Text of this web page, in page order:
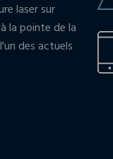
laser sur
la pointe de la
des actuels